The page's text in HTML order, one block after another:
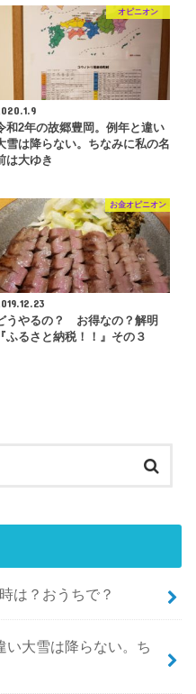
オピニオン
和2年の故郷豊岡。例年と違い
雪は降らない。ちなみに私の名
は大ゆき
お金オピニオン
うやるの？ お得なの？解明
『ふるさと納税！！』その３
は？おうちで？
い大雪は降らない。ち